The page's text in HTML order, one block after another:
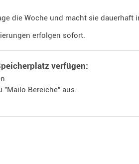
die Woche und macht sie dauerhaft
erfolgen sofort.
verfügen:
"Mailo Bereiche" aus.